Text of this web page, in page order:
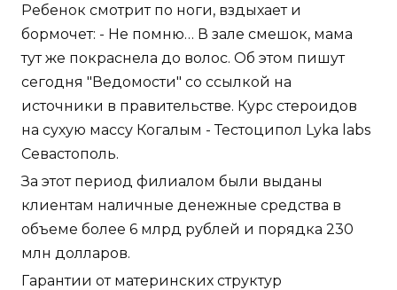
Ребенок смотрит по ноги, вздыхает и
бормочет: - Не помню… В зале смешок, мама
тут же покраснела до волос. Об этом пишут
сегодня "Ведомости" со ссылкой на
источники в правительстве. Курс стероидов
на сухую массу Когалым - Тестоципол Lyka labs
Севастополь.
За этот период филиалом были выданы
клиентам наличные денежные средства в
объеме более 6 млрд рублей и порядка 230
млн долларов.
Гарантии от материнских структур